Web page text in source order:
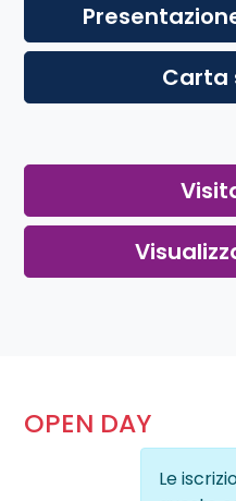
Carta
OPEN DAY
Le